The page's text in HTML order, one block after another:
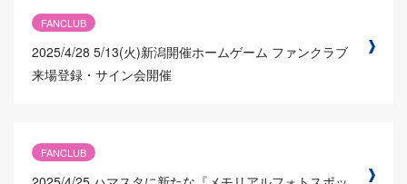
FANCLUB
2025/4/28 5/13(火)新潟開催ホームゲーム ファンクラブ
来場登録・サイン会開催
FANCLUB